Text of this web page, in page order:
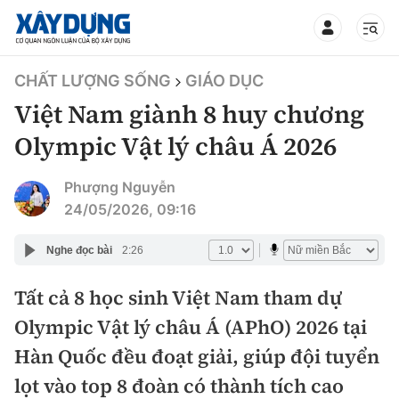
TIN BỘ XÂY DỰNG
CHUYÊN MỤC
Thời sự
Chính trị
Xã hội
Xây dựng
Chỉ đạo điều hành
Giao thông
CHẤT LƯỢNG SỐNG GIÁO DỤC
Việt Nam giành 8 huy chương
Olympic Vật lý châu Á 2026
Phượng Nguyễn
24/05/2026, 09:16
Nghe đọc bài 2:26
Tất cả 8 học sinh Việt Nam tham dự
Olympic Vật lý châu Á (APhO) 2026 tại
Hàn Quốc đều đoạt giải, giúp đội tuyển
lọt vào top 8 đoàn có thành tích cao